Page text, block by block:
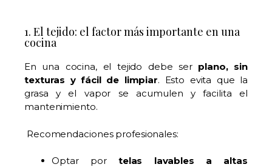
1. El tejido: el factor más importante en una
cocina
En una cocina, el tejido debe ser plano, sin
texturas y fácil de limpiar. Esto evita que la
grasa y el vapor se acumulen y facilita el
mantenimiento.
Recomendaciones profesionales:
Optar por telas lavables a altas